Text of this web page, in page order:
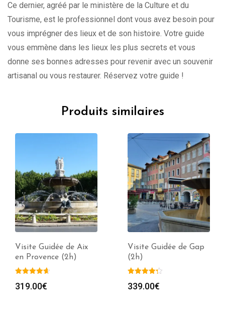
Ce dernier, agréé par le ministère de la Culture et du
Tourisme, est le professionnel dont vous avez besoin pour
vous imprégner des lieux et de son histoire. Votre guide
vous emmène dans les lieux les plus secrets et vous
donne ses bonnes adresses pour revenir avec un souvenir
artisanal ou vous restaurer. Réservez votre guide !
Produits similaires
Visite Guidée de Aix
en Provence (2h)
319.00€
Visite Guidée de Gap
(2h)
339.00€